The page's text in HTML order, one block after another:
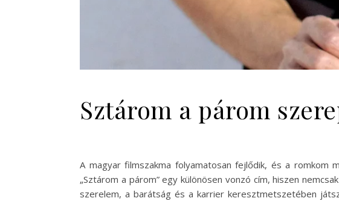
Sztárom a párom
A magyar filmszakma folyamatosan fejlődik, és a romkom
„Sztárom a párom” egy különösen vonzó cím, hiszen
szerelem, a barátság és a karrier keresztmetszetében